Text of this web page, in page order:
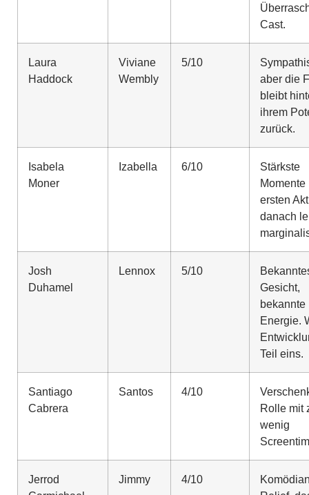
Cast.
Laura
Haddock
Viviane
Wembly
5/10
aber die
bleibt
ihrem
zurück.
Isabela
Moner
Izabella 6/10
Stärkste
Momente
ersten
danach
Josh
Duhamel
Lennox 5/10
Gesicht,
bekannte
Energie.
Teil eins.
Santiago
Cabrera
Santos 4/10
Rolle mit
wenig
Jerrod
Jimmy 4/10